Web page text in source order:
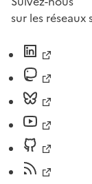
sur les réseaux